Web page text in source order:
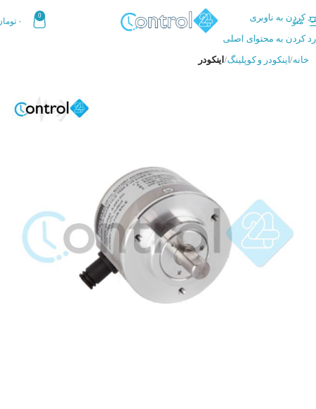
رد کردن به ناوبری
رد کردن به محتوای اصلی
منو
0
۰
خانه اینکودر و کوپلینگ اینکودر